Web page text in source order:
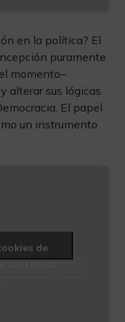
en la política? El
puramente
momento–
alterar sus lógicas
El papel
un instrumento
de
contenido